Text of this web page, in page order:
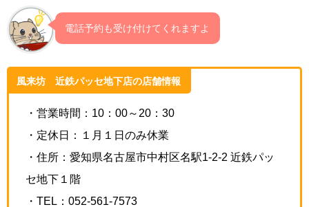
電話予約も受け付けてくれますよ
風来坊 近鉄パッセ地下店の店舗情報
・営業時間：10：00～20：30
・定休日：１月１日のみ休業
・住所：愛知県名古屋市中村区名駅1-2-2 近鉄パッ
セ地下１階
・TEL： 052-561-7573